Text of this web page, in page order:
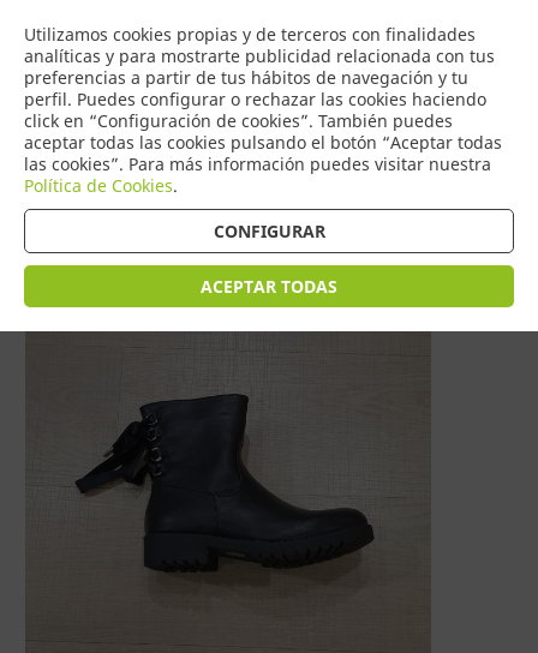
Utilizamos cookies propias y de terceros con finalidades
analíticas y para mostrarte publicidad relacionada con tus
preferencias a partir de tus hábitos de navegación y tu
perfil. Puedes configurar o rechazar las cookies haciendo
click en “Configuración de cookies”. También puedes
aceptar todas las cookies pulsando el botón “Aceptar todas
las cookies”. Para más información puedes visitar nuestra
Política de Cookies.
CONFIGURAR
ACEPTAR TODAS
0
COMERCIO
DE TORRIJOS
Tienda > MODA MUJER > Calzado